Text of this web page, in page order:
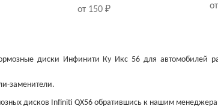
от 150 ₽
диски Инфинити Ку Икс 56 для автомобилей
заменители.
дисков Infiniti QX56 обратившись к нашим